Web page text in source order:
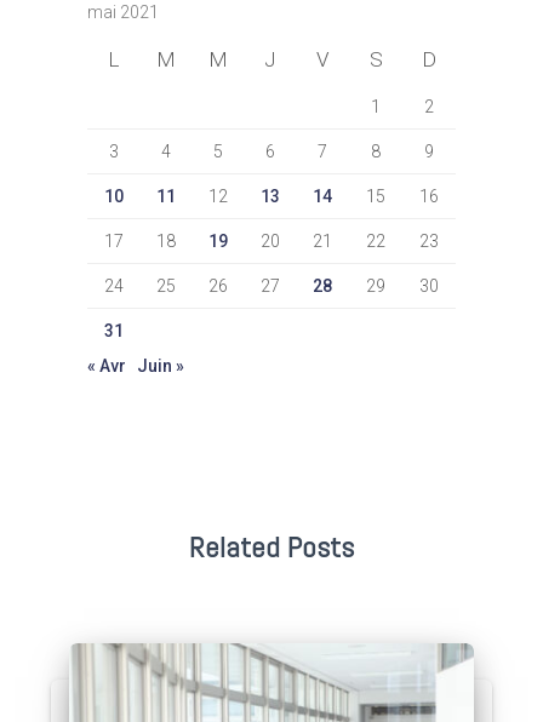
mai 2021
L M M J V S D
1 2
3 4 5 6 7 8 9
10 11 12 13 14 15 16
17 18 19 20 21 22 23
24 25 26 27 28 29 30
31
« Avr
Juin »
Related Posts